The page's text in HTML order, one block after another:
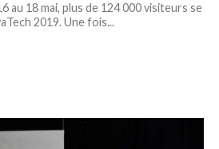
au 18 mai, plus de 124 000 visiteurs se
2019. Une fois...